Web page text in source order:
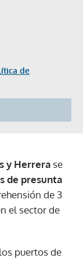
de
y Herrera se
de presunta
de 3
el sector de
puertos de